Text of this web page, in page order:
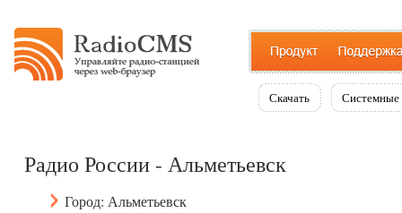
Скачать Системные
Радио России - Альметьевск
Город: Альметьевск